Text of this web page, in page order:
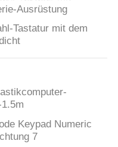
Ausrüstung
Tastatur mit dem
Keypad Numeric
7